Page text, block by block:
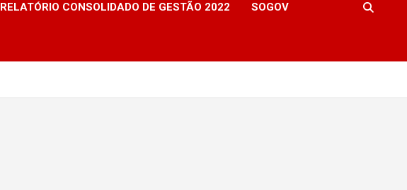
RELATÓRIO CONSOLIDADO DE GESTÃO 2022 SOGOV